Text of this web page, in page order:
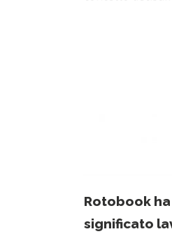
Rotobook
significato